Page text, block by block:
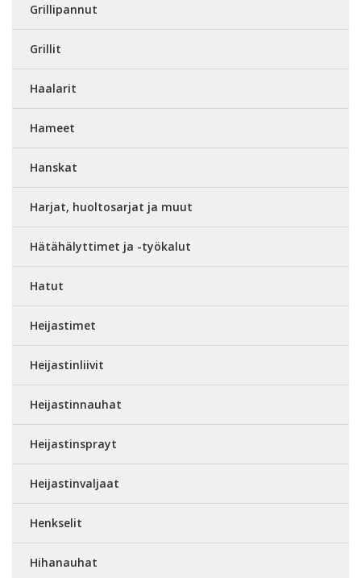
Grillipannut
Grillit
Haalarit
Hameet
Hanskat
Harjat, huoltosarjat ja muut
Hätähälyttimet ja -työkalut
Hatut
Heijastimet
Heijastinliivit
Heijastinnauhat
Heijastinsprayt
Heijastinvaljaat
Henkselit
Hihanauhat